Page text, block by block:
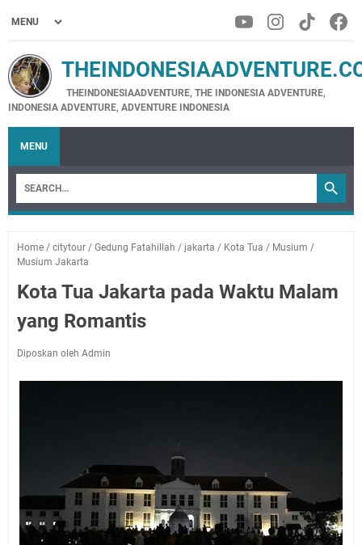
THEINDONESIAADVENTURE, THE INDONESIA ADVENTURE,
INDONESIA ADVENTURE, ADVENTURE INDONESIA
MENU
Home / citytour / Gedung Fatahillah / jakarta / Kota Tua / Musium /
Musium Jakarta
Kota Tua Jakarta pada Waktu Malam
yang Romantis
Diposkan oleh Admin